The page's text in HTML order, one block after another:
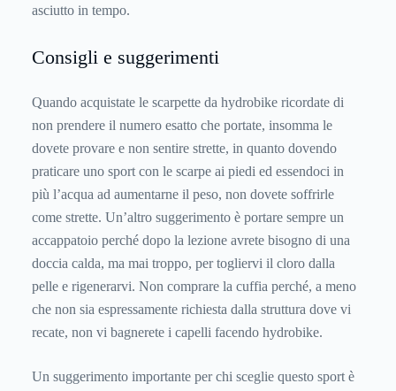
asciutto in tempo.
Consigli e suggerimenti
Quando acquistate le scarpette da hydrobike ricordate di
non prendere il numero esatto che portate, insomma le
dovete provare e non sentire strette, in quanto dovendo
praticare uno sport con le scarpe ai piedi ed essendoci in
più l’acqua ad aumentarne il peso, non dovete soffrirle
come strette. Un’altro suggerimento è portare sempre un
accappatoio perché dopo la lezione avrete bisogno di una
doccia calda, ma mai troppo, per togliervi il cloro dalla
pelle e rigenerarvi. Non comprare la cuffia perché, a meno
che non sia espressamente richiesta dalla struttura dove vi
recate, non vi bagnerete i capelli facendo hydrobike.
Un suggerimento importante per chi sceglie questo sport è